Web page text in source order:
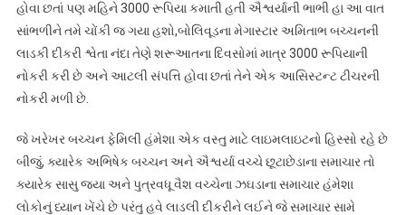
હોવા છતાં પણ મહિને 3000 રૂપિયા કમાતી હતી ઐશ્વર્યાની ભાભી હા આ વાત
સાંભળીને તમે ચોંકી જ ગયા હશો,બોલિવૂડના મેગાસ્ટાર અમિતાભ બચ્ચનની
લાડકી દીકરી શ્વેતા નંદા તેણે શરૂઆતના દિવસોમાં માત્ર 3000 રૂપિયાની
નોકરી કરી છે અને આટલી સંપત્તિ હોવા છતાં તેને એક આસિસ્ટન્ટ ટીચરની
નોકરી મળી છે.
જે ખરેખર બચ્ચન ફેમિલી હંમેશા એક વસ્તુ માટે લાઇમલાઇટનો હિસ્સો રહે છે
બીજું, ક્યારેક અભિષેક બચ્ચન અને ઐશ્વર્યા વચ્ચે છૂટાછેડાના સમાચાર તો
ક્યારેક સાસુ જયા અને પુત્રવધૂ વૈશ વચ્ચેના ઝઘડાના સમાચાર હંમેશા
લોકોનું ધ્યાન ખેંચે છે પરંતુ હવે લાડલી દીકરીને લઈને જે સમાચાર સામે